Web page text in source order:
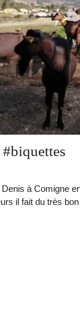
à Comigne
il fait du très